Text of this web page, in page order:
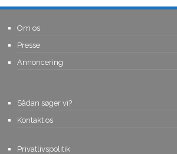
Om os
Presse
Annoncering
Sådan søger vi?
Kontakt os
Privatlivspolitik